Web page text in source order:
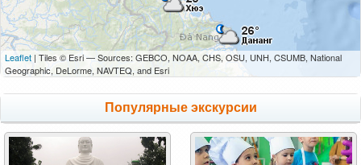
Leaflet | Tiles © Esri — Sources: GEBCO, NOAA, CHS, OSU, UNH, CSUMB, National
Geographic, DeLorme, NAVTEQ, and Esri
Популярные экскурсии